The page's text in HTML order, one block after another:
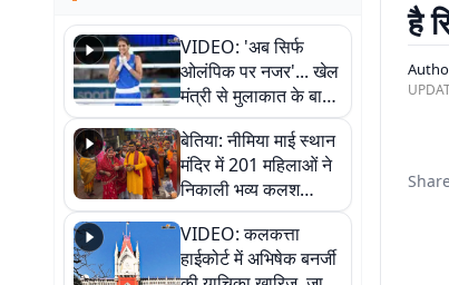
VIDEO: 'अब सिर्फ
ओलंपिक पर नजर'... खेल
मंत्री से मुलाकात के बाद
जैसमीन लंबोरिया का बड़ा
बयान
बेतिया: नीमिया माई स्थान
मंदिर में 201 महिलाओं ने
निकाली भव्य कलश
शोभायात्रा, शिवलिंग
प्राण-प्रतिष्ठा महोत्सव
शुरू
VIDEO: कलकत्ता
हाईकोर्ट में अभिषेक बनर्जी
है